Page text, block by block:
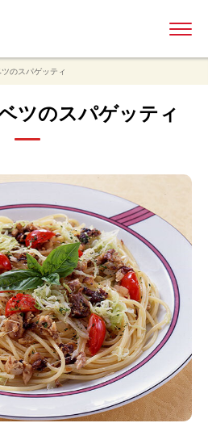
のスパゲッティ
ツのスパゲッティ